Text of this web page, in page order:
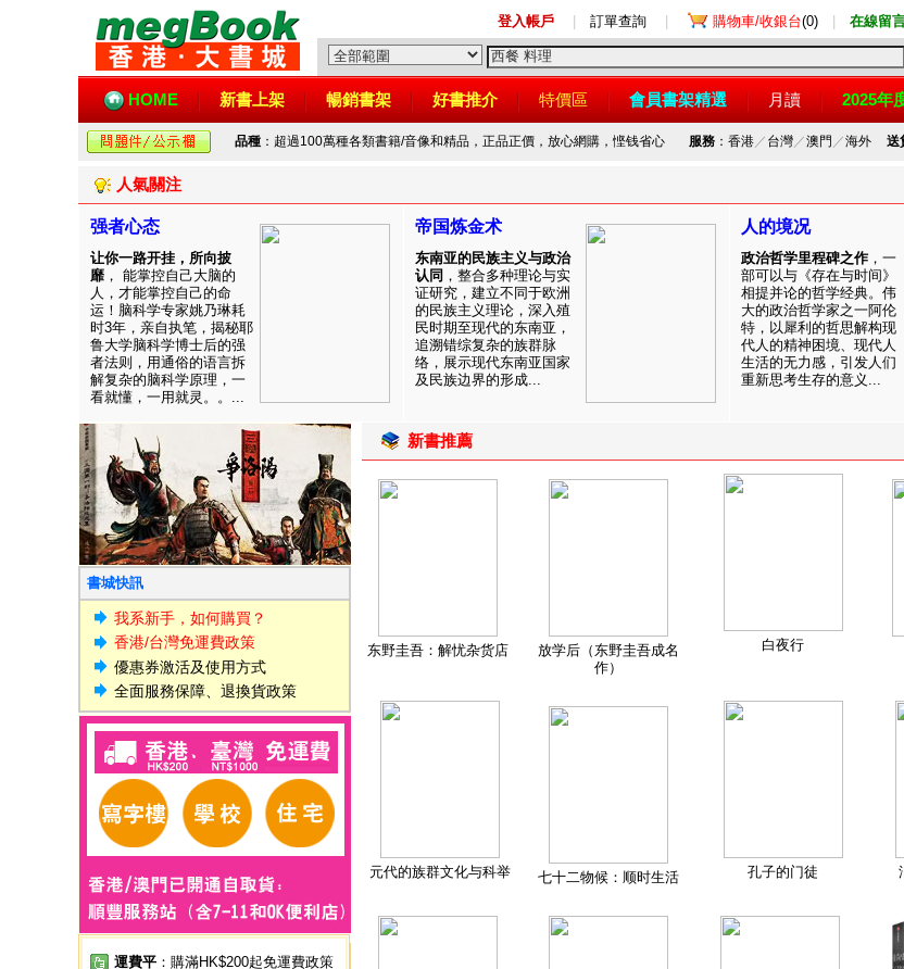
登入帳戶 訂單查詢 購物車/收銀台(0) 在線留
HOME 新書上架 暢銷書架 好書推介 特價區 會員書架精選 月讀 2025年
品種 ：超過100萬種各類書籍/音像和精品，正品正價，放心網購，悭钱省心 服務：香港／ 台灣／澳門 ／海外 送
人氣關注
强者心态
让你一路开挂，所向披
靡 ， 能掌控自己大脑的
人，才能掌控自己的命
运！脑科学专家姚乃琳耗
时3年，亲自执笔，揭秘耶
鲁大学脑科学博士后的强
者法则，用通俗的语言拆
解复杂的脑科学原理，一
看就懂，一用就灵。。...
帝国炼金术
东南亚的民族主义与政治
认同 ，整合多种理论与实
证研究，建立不同于欧洲
的民族主义理论，深入殖
民时期至现代的东南亚，
追溯错综复杂的族群脉
络，展示现代东南亚国家
及民族边界的形成...
人的境况
政治哲学里程碑之作 ，一
部可以与《存在与时间》
相提并论的哲学经典。伟
大的政治哲学家之一阿伦
特，以犀利的哲思解构现
代人的精神困境、现代人
生活的无力感，引发人们
重新思考生存的意义...
書城快訊
我系新手，如何購買？
香港/台灣免運費政策
優惠券激活及使用方式
全面服務保障、退換貨政策
運費平 ：購滿HK$200起免運費政策
新書推薦
东野圭吾：解忧杂货店
放学后（东野圭吾成名
作）
白夜行
元代的族群文化与科举 七十二物候：顺时生活 孔子的门徒